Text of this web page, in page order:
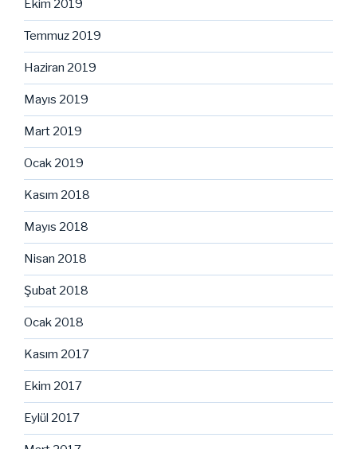
Ekim 2019
Temmuz 2019
Haziran 2019
Mayıs 2019
Mart 2019
Ocak 2019
Kasım 2018
Mayıs 2018
Nisan 2018
Şubat 2018
Ocak 2018
Kasım 2017
Ekim 2017
Eylül 2017